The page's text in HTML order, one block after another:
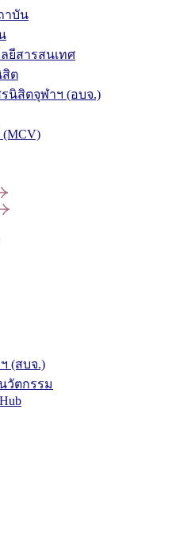
าบัน
ยีสารสนเทศ
สิต
นิสิตจุฬาฯ (อบจ.)
(สบจ.)
วัตกรรม